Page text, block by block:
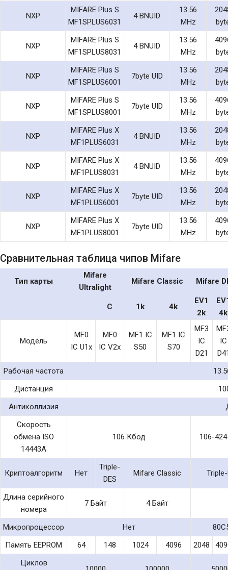
NXP
MIFARE Plus S
MF1SPLUS6031
4 BNUID
13.56
MHz
NXP
MIFARE Plus S
MF1SPLUS8031
4 BNUID
13.56
MHz
NXP
MIFARE Plus S
MF1SPLUS6001
7byte UID
13.56
MHz
NXP
MIFARE Plus S
MF1SPLUS8001
7byte UID
13.56
MHz
NXP
MIFARE Plus X
MF1PLUS6031
4 BNUID
13.56
MHz
NXP
MIFARE Plus X
MF1PLUS8031
4 BNUID
13.56
MHz
NXP
MIFARE Plus X
MF1PLUS6001
7byte UID
13.56
MHz
NXP
MIFARE Plus X
MF1PLUS8001
7byte UID
13.56
MHz
Сравнительная таблица чипов Mifare
Тип карты
Mifare
Ultralight
Mifare Classic Mifare
C 1k 4k
EV1
2k
4k
Модель
MF0
IC U1x
MF0
IC V2x
MF1 IC
S50
MF1 IC
S70
MF3
IC
D21
IC
Рабочая частота
Дистанция
Антиколлизия
Скорость
обмена ISO
14443A
106 Кбод 106-
Криптоалгоритм Нет
Triple-
DES
Mifare Classic Triple-
Длина серийного
номера
7 Байт 4 Байт
Микропроцессор Нет
Память EEPROM
64 148 1024 4096 2048
Циклов